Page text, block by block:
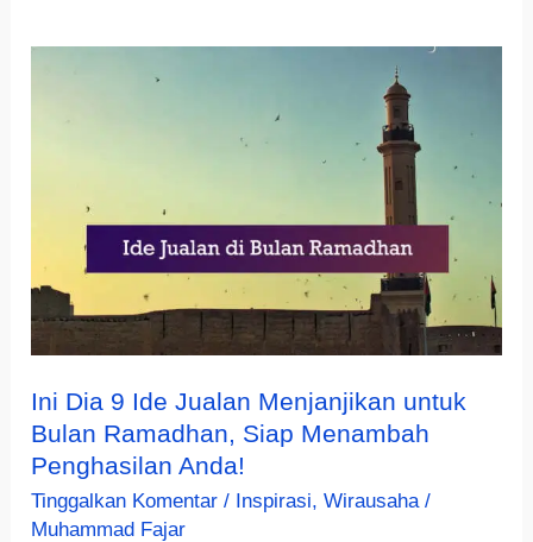
Ini Dia 9 Ide Jualan Menjanjikan untuk
Bulan Ramadhan, Siap Menambah
Penghasilan Anda!
Tinggalkan Komentar / Inspirasi,Wirausaha /
Muhammad Fajar